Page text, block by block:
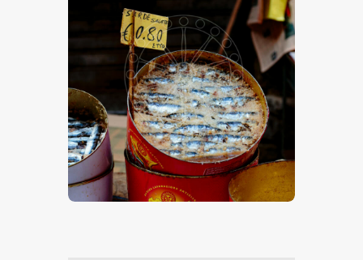
€15.00-€ 24.00